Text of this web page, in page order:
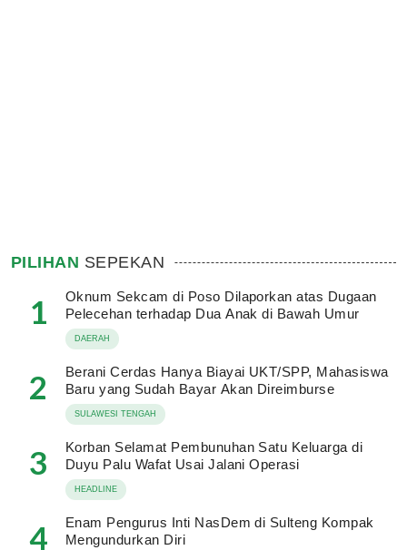
PILIHAN SEPEKAN
1
Oknum Sekcam di Poso Dilaporkan atas Dugaan
Pelecehan terhadap Dua Anak di Bawah Umur
DAERAH
2
Berani Cerdas Hanya Biayai UKT/SPP, Mahasiswa
Baru yang Sudah Bayar Akan Direimburse
SULAWESI TENGAH
3
Korban Selamat Pembunuhan Satu Keluarga di
Duyu Palu Wafat Usai Jalani Operasi
HEADLINE
4
Enam Pengurus Inti NasDem di Sulteng Kompak
Mengundurkan Diri